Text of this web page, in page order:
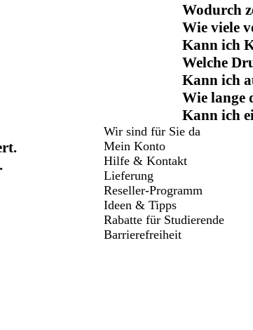
Wodurch
Wie viele
Kann ich
Welche
Kann ich
Wie lange
Kann ich
Wir sind für Sie da
Mein Konto
Hilfe & Kontakt
Lieferung
Reseller-Programm
Ideen & Tipps
Rabatte für Studierende
Barrierefreiheit